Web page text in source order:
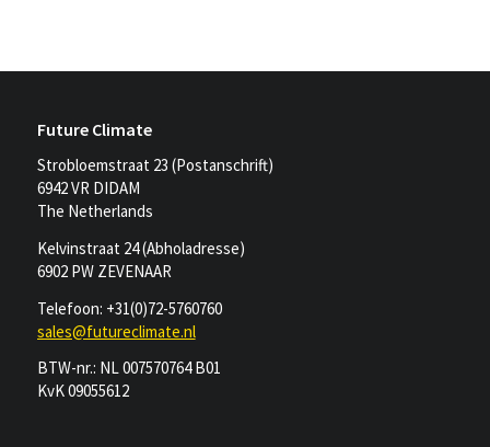
Future Climate
Strobloemstraat 23 (Postanschrift)
6942 VR DIDAM
The Netherlands
Kelvinstraat 24 (Abholadresse)
6902 PW ZEVENAAR
Telefoon: +31(0)72-5760760
sales@futureclimate.nl
BTW-nr.: NL 007570764 B01
KvK 09055612